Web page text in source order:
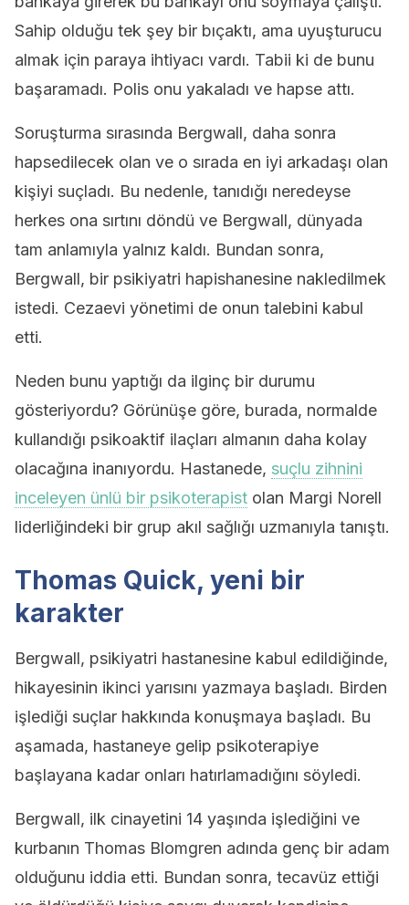
Sahip olduğu tek şey bir bıçaktı, ama uyuşturucu
almak için paraya ihtiyacı vardı. Tabii ki de bunu
başaramadı. Polis onu yakaladı ve hapse attı.
Soruşturma sırasında Bergwall, daha sonra
hapsedilecek olan ve o sırada en iyi arkadaşı olan
kişiyi suçladı. Bu nedenle, tanıdığı neredeyse
herkes ona sırtını döndü ve Bergwall, dünyada
tam anlamıyla yalnız kaldı. Bundan sonra,
Bergwall, bir psikiyatri hapishanesine nakledilmek
istedi. Cezaevi yönetimi de onun talebini kabul
etti.
Neden bunu yaptığı da ilginç bir durumu
gösteriyordu? Görünüşe göre, burada, normalde
kullandığı psikoaktif ilaçları almanın daha kolay
olacağına inanıyordu. Hastanede, suçlu zihnini
inceleyen ünlü bir psikoterapist olan Margi Norell
liderliğindeki bir grup akıl sağlığı uzmanıyla tanıştı.
Thomas Quick, yeni bir
karakter
Bergwall, psikiyatri hastanesine kabul edildiğinde,
hikayesinin ikinci yarısını yazmaya başladı. Birden
işlediği suçlar hakkında konuşmaya başladı. Bu
aşamada, hastaneye gelip psikoterapiye
başlayana kadar onları hatırlamadığını söyledi.
Bergwall, ilk cinayetini 14 yaşında işlediğini ve
kurbanın Thomas Blomgren adında genç bir adam
olduğunu iddia etti. Bundan sonra, tecavüz ettiği